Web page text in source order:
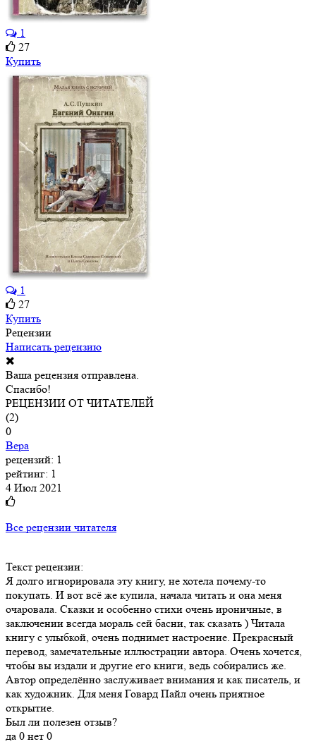
1
27
Купить
1
27
Купить
Рецензии
Написать рецензию
Ваша рецензия отправлена.
Спасибо!
РЕЦЕНЗИИ ОТ ЧИТАТЕЛЕЙ
(2)
0
Вера
рецензий: 1
рейтинг: 1
4 Июл 2021
Все рецензии читателя
Текст рецензии:
Я долго игнорировала эту книгу, не хотела почему-то
покупать. И вот всё же купила, начала читать и она меня
очаровала. Сказки и особенно стихи очень ироничные, в
заключении всегда мораль сей басни, так сказать ) Читала
книгу с улыбкой, очень поднимет настроение. Прекрасный
перевод, замечательные иллюстрации автора. Очень хочется,
чтобы вы издали и другие его книги, ведь собирались же.
Автор определённо заслуживает внимания и как писатель, и
как художник. Для меня Говард Пайл очень приятное
открытие.
Был ли полезен отзыв?
да 0 нет 0